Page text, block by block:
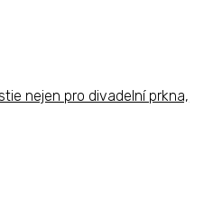
nejen pro divadelní prkna,